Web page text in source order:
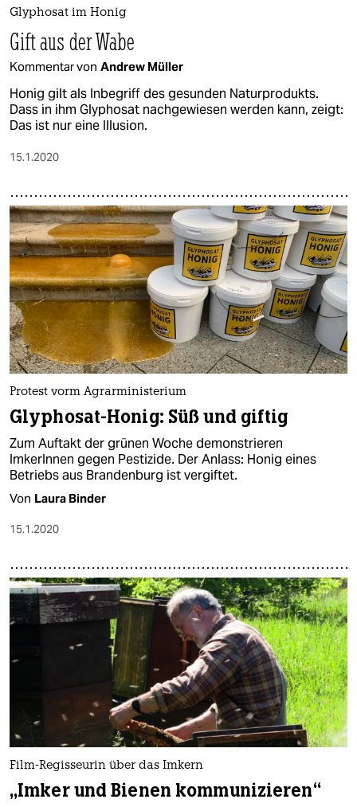
Glyphosat im Honig
Gift aus der Wabe
Kommentar von Andrew Müller
Honig gilt als Inbegriff des gesunden Naturprodukts.
Dass in ihm Glyphosat nachgewiesen werden kann, zeigt:
Das ist nur eine Illusion.
15.1.2020
Protest vorm Agrarministerium
Glyphosat-Honig: Süß und giftig
Zum Auftakt der grünen Woche demonstrieren
ImkerInnen gegen Pestizide. Der Anlass: Honig eines
Betriebs aus Brandenburg ist vergiftet.
Von Laura Binder
15.1.2020
Film-Regisseurin über das Imkern
„Imker und Bienen kommunizieren“